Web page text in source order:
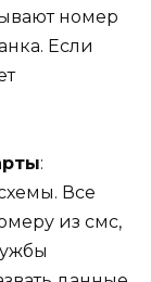
номер
Если
:
Все
из смс,